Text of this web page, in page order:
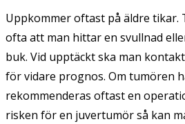
Uppkommer oftast på äldre tikar.
ofta att man hittar en svullnad
buk. Vid upptäckt ska man
för vidare prognos. Om tumören
rekommenderas oftast en
risken för en juvertumör så kan